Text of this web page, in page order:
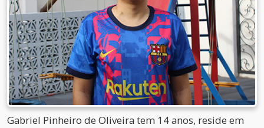
Gabriel Pinheiro de Oliveira tem 14 anos, reside em